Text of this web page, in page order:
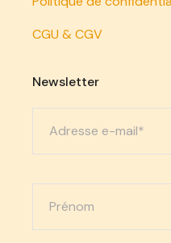
CGU & CGV
Newsletter